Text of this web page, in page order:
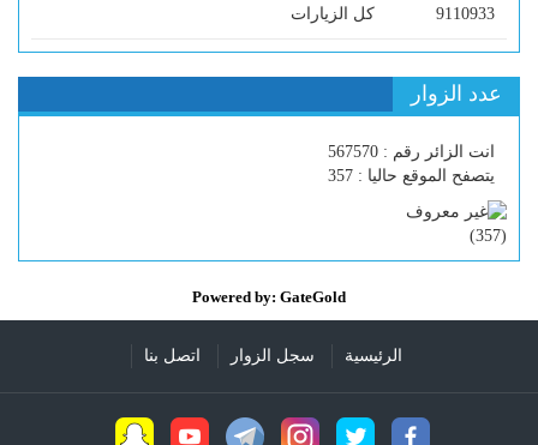
9110933 كل الزيارات
عدد الزوار
انت الزائر رقم : 567570
يتصفح الموقع حاليا : 357
(
357
)
Powered by: GateGold
الرئيسية سجل الزوار اتصل بنا